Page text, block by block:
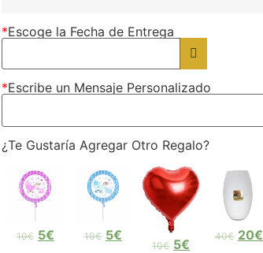
*Escoge la Fecha de Entrega
*Escribe un Mensaje Personalizado
¿Te Gustaría Agregar Otro Regalo?
10€ 5€ 10€ 5€
10€ 5€
40€ 20€